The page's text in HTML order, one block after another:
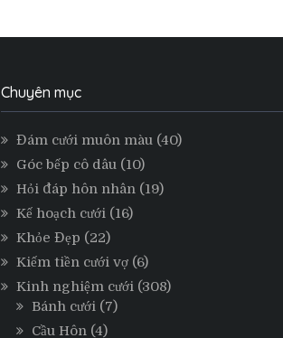
Chuyên mục
Đám cưới muôn màu(40)
Góc bếp cô dâu(10)
Hỏi đáp hôn nhân(19)
Kế hoạch cưới(16)
Khỏe Đẹp (22)
Kiếm tiền cưới vợ(6)
Kinh nghiệm cưới(308)
Bánh cưới(7)
Cầu Hôn(4)